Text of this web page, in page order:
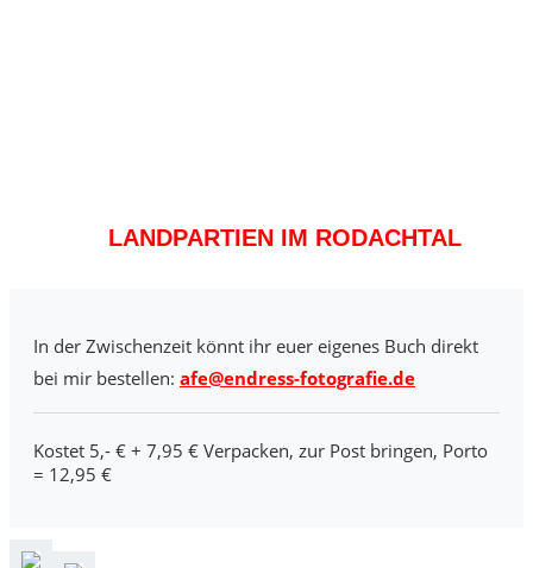
LANDPARTIEN IM RODACHTAL
In der Zwischenzeit könnt ihr euer eigenes Buch direkt
bei mir bestellen: afe@endress-fotografie.de
Kostet 5,- € + 7,95 € Verpacken, zur Post bringen, Porto
= 12,95 €